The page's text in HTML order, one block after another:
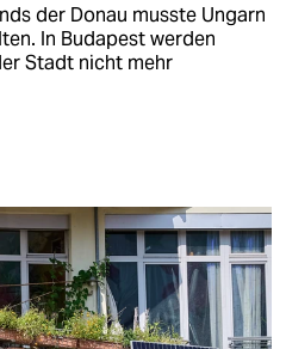
der Donau musste Ungarn
In Budapest werden
Stadt nicht mehr